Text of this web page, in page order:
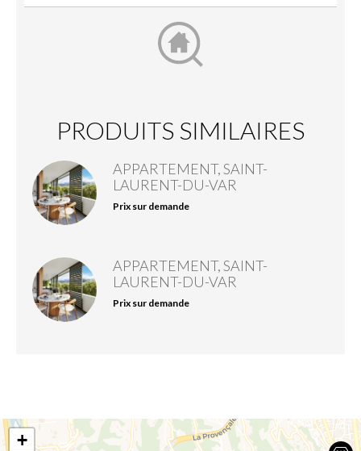
PRODUITS SIMILAIRES
APPARTEMENT, SAINT-
LAURENT-DU-VAR
Prix sur demande
APPARTEMENT, SAINT-
LAURENT-DU-VAR
Prix sur demande
+